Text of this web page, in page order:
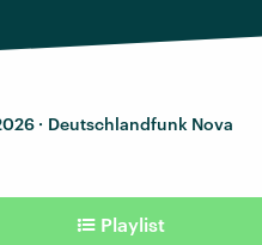
· Deutschlandfunk Nova
Playlist